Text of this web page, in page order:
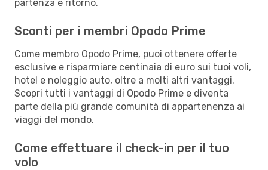
partenza e ritorno.
Sconti per i membri Opodo Prime
Come membro Opodo Prime, puoi ottenere offerte
esclusive e risparmiare centinaia di euro sui tuoi voli,
hotel e noleggio auto, oltre a molti altri vantaggi.
Scopri tutti i vantaggi di Opodo Prime e diventa
parte della più grande comunità di appartenenza ai
viaggi del mondo.
Come effettuare il check-in per il tuo
volo